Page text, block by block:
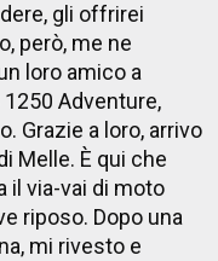
gli offrirei
però, me ne
loro amico a
Adventure,
Grazie a loro, arrivo
Melle. È qui che
il via-vai di moto
riposo. Dopo una
mi rivesto e